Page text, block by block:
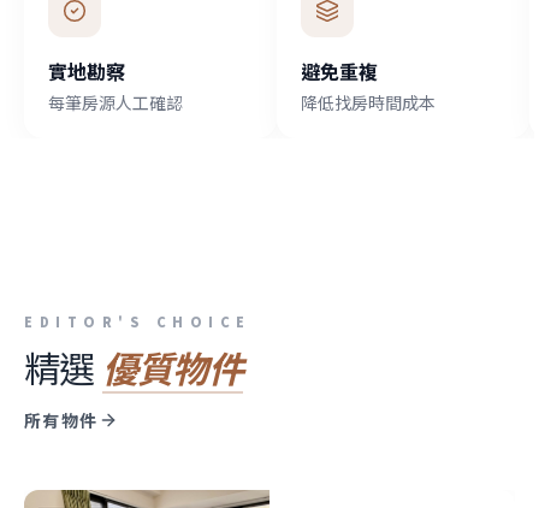
實地勘察
每筆房源人工確認
避免重複
降低找房時間成本
EDITOR'S CHOICE
精選 優質物件
所有物件